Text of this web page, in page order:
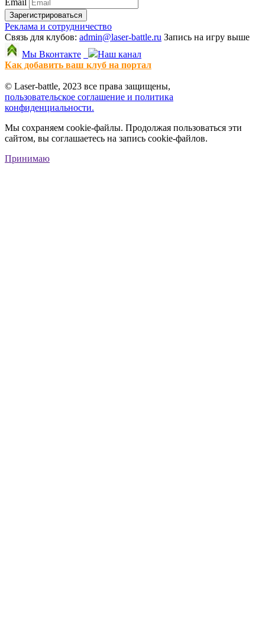
Зарегистрироваться
Реклама и сотрудничество
Связь для клубов: admin@laser-battle.ru Запись на игру выше
Мы Вконтакте
Наш канал
Как добавить ваш клуб на портал
© Laser-battle, 2023 все права защищены,
пользовательское соглашение и политика
конфиденциальности.
Мы сохраняем cookie-файлы. Продолжая пользоваться эти
сайтом, вы соглашаетесь на запись cookie-файлов.
Принимаю